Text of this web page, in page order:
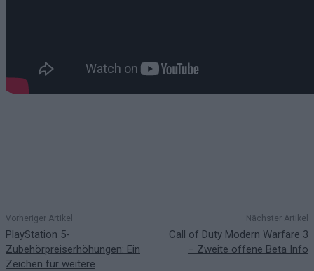
Vorheriger Artikel
PlayStation 5-
Zubehörpreiserhöhungen: Ein
Zeichen für weitere
Nächster Artikel
Call of Duty Modern Warfare 3
– Zweite offene Beta Info